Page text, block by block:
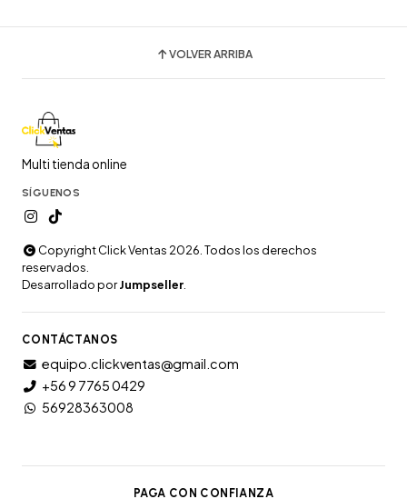
VOLVER ARRIBA
Multi tienda online
SÍGUENOS
Copyright Click Ventas 2026. Todos los derechos
reservados.
Desarrollado porJumpseller
CONTÁCTANOS
equipo.clickventas@gmail.com
+56 9 7765 0429
56928363008
PAGA CON CONFIANZA